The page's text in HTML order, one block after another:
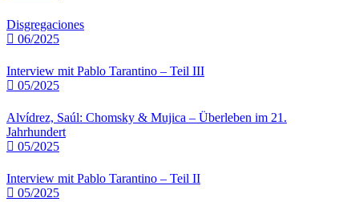
Disgregaciones
06/2025
Interview mit Pablo Tarantino – Teil III
05/2025
Alvídrez, Saúl: Chomsky & Mujica – Überleben im 21.
Jahrhundert
05/2025
Interview mit Pablo Tarantino – Teil II
05/2025